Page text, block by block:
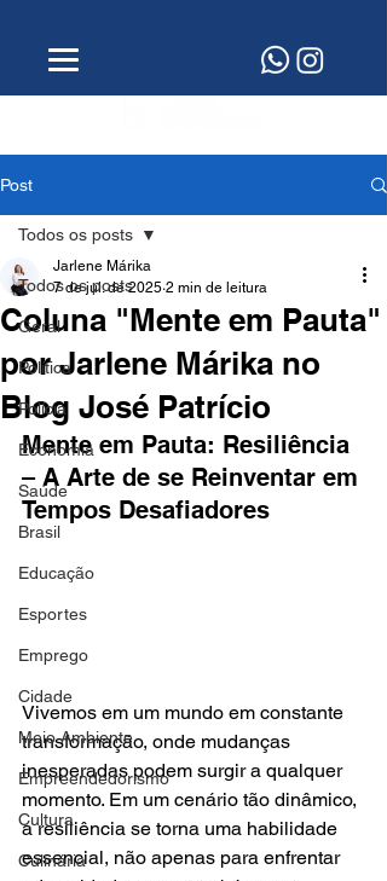
Post
Todos os posts
Geral
Política
Polícia
Economia
Saúde
Brasil
Educação
Esportes
Emprego
Cidade
Meio Ambiente
Empreendedorismo
Cultura
Culinária
Todos os posts
Coluna "Mente em Pauta"
por Jarlene Márika no
Blog José Patrício
Jarlene Márika
7 de jul. de 2025 2 min de leitura
Mente em Pauta: Resiliência
– A Arte de se Reinventar em
Tempos Desafiadores
Vivemos em um mundo em constante
transformação, onde mudanças
inesperadas podem surgir a qualquer
momento. Em um cenário tão dinâmico,
a resiliência se torna uma habilidade
essencial, não apenas para enfrentar